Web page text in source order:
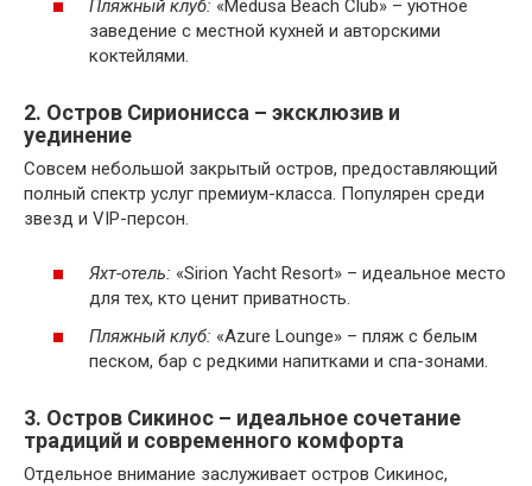
Пляжный клуб: «Medusa Beach Club» – уютное
заведение с местной кухней и авторскими
коктейлями.
2. Остров Сирионисса – эксклюзив и
уединение
Совсем небольшой закрытый остров, предоставляющий
полный спектр услуг премиум-класса. Популярен среди
звезд и VIP-персон.
Яхт-отель: «Sirion Yacht Resort» – идеальное место
для тех, кто ценит приватность.
Пляжный клуб: «Azure Lounge» – пляж с белым
песком, бар с редкими напитками и спа-зонами.
3. Остров Сикинос – идеальное сочетание
традиций и современного комфорта
Отдельное внимание заслуживает остров Сикинос,